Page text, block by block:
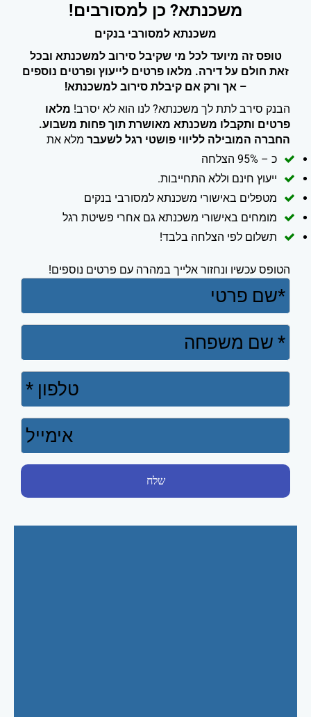
משכנתא? כן למסורבים!
משכנתא למסורבי בנקים
טופס זה מיועד לכל מי שקיבל סירוב למשכנתא ובכל
זאת חולם על דירה. מלאו פרטים לייעוץ ופרטים נוספים
– אך ורק אם קיבלת סירוב למשכנתא!
הבנק סירב לתת לך משכנתא? לנו הוא לא יסרב! מלאו
פרטים ותקבלו משכנתא מאושרת תוך פחות משבוע.
החברה המובילה לליווי פושטי רגל לשעבר
כ – 95% הצלחה
ייעוץ חינם וללא התחייבות.
מטפלים באישורי משכנתא למסורבי בנקים
מומחים באישורי משכנתא גם אחרי פשיטת רגל
תשלום לפי הצלחה בלבד!
מלא את
הטופס עכשיו ונחזור אלייך במהרה עם פרטים נוספים!